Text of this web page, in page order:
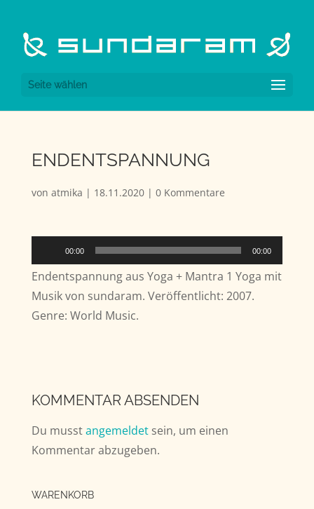
Seite wählen
ENDENTSPANNUNG
von atmika | 18.11.2020| 0 Kommentare
Player
00:00 00:00
Endentspannung aus Yoga + Mantra 1 Yoga mit
Musik von sundaram. Veröffentlicht: 2007.
Genre: World Music.
KOMMENTAR ABSENDEN
Du musstangemeldetsein, um einen
Kommentar abzugeben.
WARENKORB